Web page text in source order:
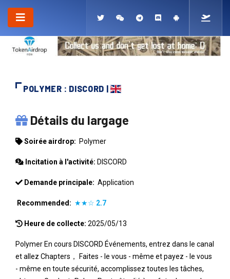
POLYMER : DISCORD |
POLYMER
Détails du largage
Soirée airdrop: Polymer
Incitation à l'activité: DISCORD
Demande principale: Application
Recommended: ★★☆ 2.7
Heure de collecte: 2025/05/13
Polymer En cours DISCORD Événements, entrez dans le canal
et allez Chapters， Faites - le vous - même et payez - le vous
- même en toute sécurité, accomplissez toutes les tâches,